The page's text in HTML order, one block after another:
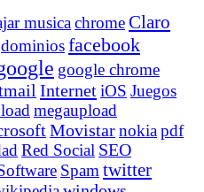
musicachromeClaro
dominiosfacebook
google chrome
InternetiOS Juegos
megaupload
Movistarnokiapdf
Red Social SEO
Spam twitter